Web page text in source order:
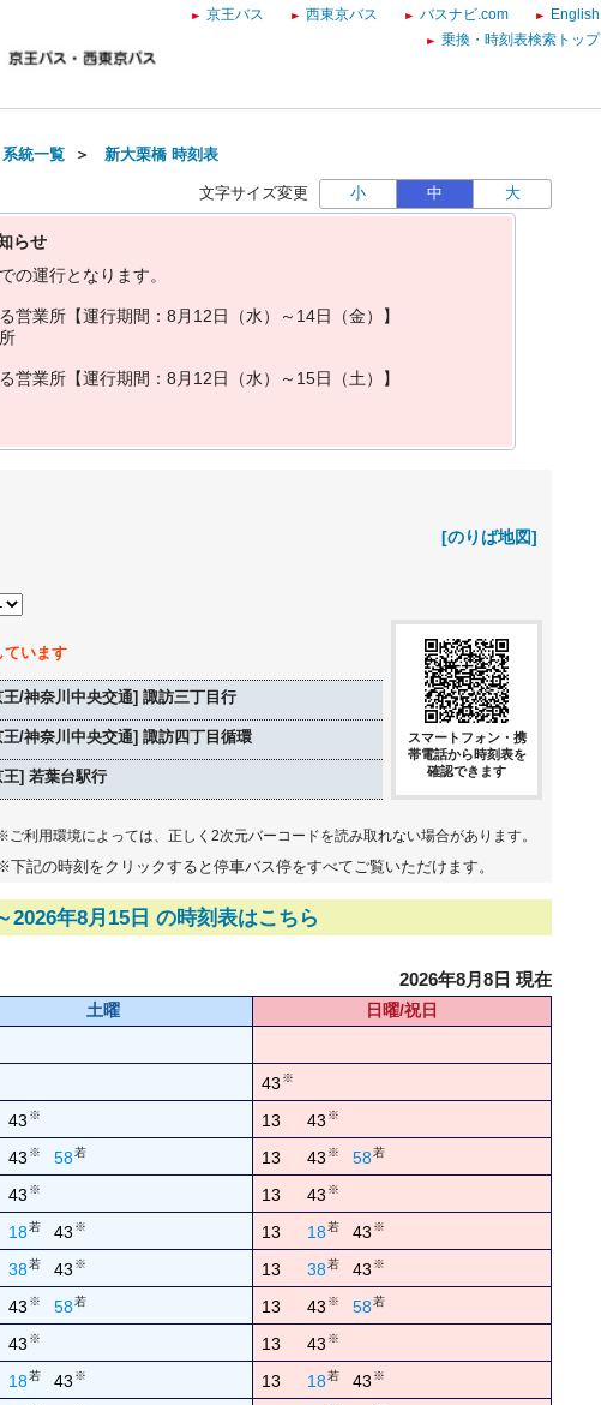
京王バス 西東京バス バスナビ.com
English
乗換・時刻表検索トップ
統一覧 ＞ 新大栗橋 時刻表
文字サイズ変更 小 中 大
らせ
での運行と な り ます。
る営業所 【運行期間 ： 8 月 1 2日 （水） ～ 14日 （金）
】
所
る営業所 【運行期間 ： 8 月 1 2日 （水） ～ 15日 （土）
】
[のりば地図]
ています
王/神奈川中央交通] 諏訪三丁目行
王/神奈川中央交通] 諏訪四丁目循環
王] 若葉台駅行
スマートフォン・携
帯電話から時刻表を
確認できます
ご利用環境によっては、正しく2次元バーコードを読み取れない場合があります。
下記の時刻をクリックすると停車バス停をすべてご覧いただけます。
2026年8月15日 の時刻表はこちら
2026年8月8日 現在
土曜
日曜/祝日
43 ※
43 ※ 13 43 ※
43 ※ 58若 13 43 ※ 58若
43 ※ 13 43 ※
18若 43 ※ 13 18若 43 ※
38若 43 ※ 13 38若 43 ※
43 ※ 58若 13 43 ※ 58若
43 ※ 13 43 ※
18若 43 ※ 13 18若 43 ※